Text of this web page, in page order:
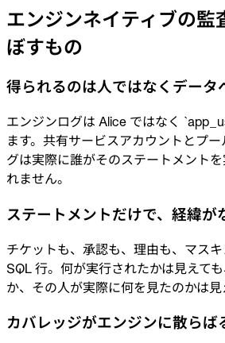
インテグレーション
データベース。パイプライ
テクノロジー
ゲーム
Web3
Jira
はじめに
Terraform
API
エンジンネイティブの監
ぼすもの
得られるのは人ではなくデータ
エンジンログは Alice ではなく
ます。共有サービスアカウントとプ
グは実際に誰がそのステートメント
れません。
ステートメントだけで、経緯が
チケットも、承認も、理由も、マス
SQL 行。何が実行されたかは見えて
か、その人が実際に何を見たのかは見
カバレッジがエンジンに散らば